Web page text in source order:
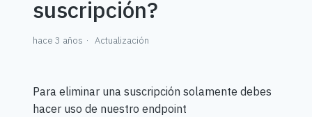
suscripción?
hace 3 años Actualización
Para eliminar una suscripción solamente debes
hacer uso de nuestro endpoint